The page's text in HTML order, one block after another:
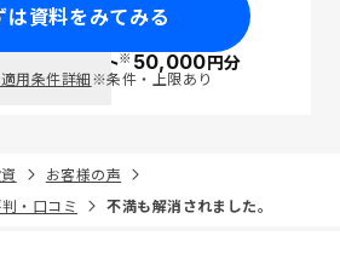
は資料をみてみる
ポイント※50,000円分
用条件詳細※条件・上限あり
お客様の声
・口コミ
不満も解消されました。